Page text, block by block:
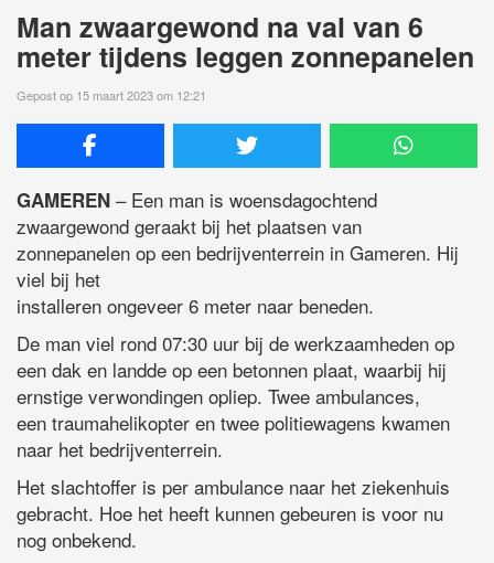
Man zwaargewond na val van 6
meter tijdens leggen zonnepanelen
Gepost op 15 maart 2023 om 12:21
GAMEREN – Een man is woensdagochtend
zwaargewond geraakt bij het plaatsen van
zonnepanelen op een bedrijventerrein in Gameren. Hij
viel bij het
installeren ongeveer 6 meter naar beneden.
De man viel rond 07:30 uur bij de werkzaamheden op
een dak en landde op een betonnen plaat, waarbij hij
ernstige verwondingen opliep. Twee ambulances,
een traumahelikopter en twee politiewagens kwamen
naar het bedrijventerrein.
Het slachtoffer is per ambulance naar het ziekenhuis
gebracht. Hoe het heeft kunnen gebeuren is voor nu
nog onbekend.